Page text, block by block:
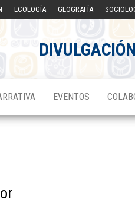
ECOLOGÍA GEOGRAFÍA
EVENTOS